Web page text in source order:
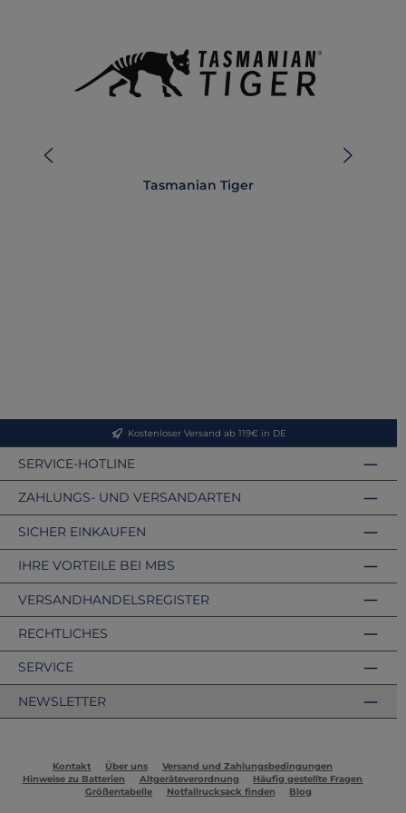
Tasmanian Tiger
Kostenloser Versand ab 119€ in DE
SERVICE-HOTLINE
ZAHLUNGS- UND VERSANDARTEN
VERSANDHANDELSREGISTER
SICHER EINKAUFEN
IHRE VORTEILE BEI MBS
RECHTLICHES
SERVICE
NEWSLETTER
Kontakt Über uns
Versand und Zahlungsbedingungen
Hinweise zu Batterien
Altgeräteverordnung
Häufig gestellte Fragen
Größentabelle
Notfallrucksack finden Blog